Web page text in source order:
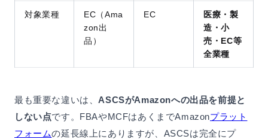
対象業種
EC（Ama
zon出
品）
EC
医療・製
造・小
売・EC等
全業種
最も重要な違いは、ASCSがAmazonへの出品を前提と
しない点です。FBAやMCFはあくまでAmazonプラット
フォームの延長線上にありますが、ASCSは完全にプ